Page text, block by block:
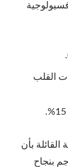
القلب
بأن
بنجاح